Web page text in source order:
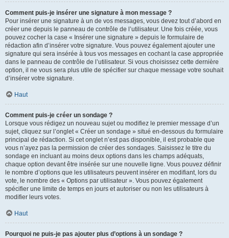
Comment puis-je insérer une signature à mon message ?
Pour insérer une signature à un de vos messages, vous devez tout d’abord en
créer une depuis le panneau de contrôle de l’utilisateur. Une fois créée, vous
pouvez cocher la case « Insérer une signature » depuis le formulaire de
rédaction afin d’insérer votre signature. Vous pouvez également ajouter une
signature qui sera insérée à tous vos messages en cochant la case appropriée
dans le panneau de contrôle de l’utilisateur. Si vous choisissez cette dernière
option, il ne vous sera plus utile de spécifier sur chaque message votre souhait
d’insérer votre signature.
Haut
Comment puis-je créer un sondage ?
Lorsque vous rédigez un nouveau sujet ou modifiez le premier message d’un
sujet, cliquez sur l’onglet « Créer un sondage » situé en-dessous du formulaire
principal de rédaction. Si cet onglet n’est pas disponible, il est probable que
vous n’ayez pas la permission de créer des sondages. Saisissez le titre du
sondage en incluant au moins deux options dans les champs adéquats,
chaque option devant être insérée sur une nouvelle ligne. Vous pouvez définir
le nombre d’options que les utilisateurs peuvent insérer en modifiant, lors du
vote, le nombre des « Options par utilisateur ». Vous pouvez également
spécifier une limite de temps en jours et autoriser ou non les utilisateurs à
modifier leurs votes.
Haut
Pourquoi ne puis-je pas ajouter plus d’options à un sondage ?